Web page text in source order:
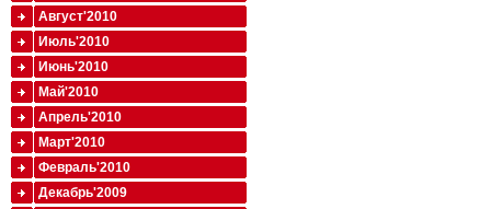
Август'2010
Июль'2010
Июнь'2010
Май'2010
Апрель'2010
Март'2010
Февраль'2010
Декабрь'2009